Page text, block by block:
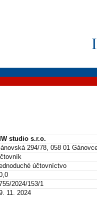
studio s.r.o.
294/78, 058 01
účtovníctvo
2024/153/1
11. 2024